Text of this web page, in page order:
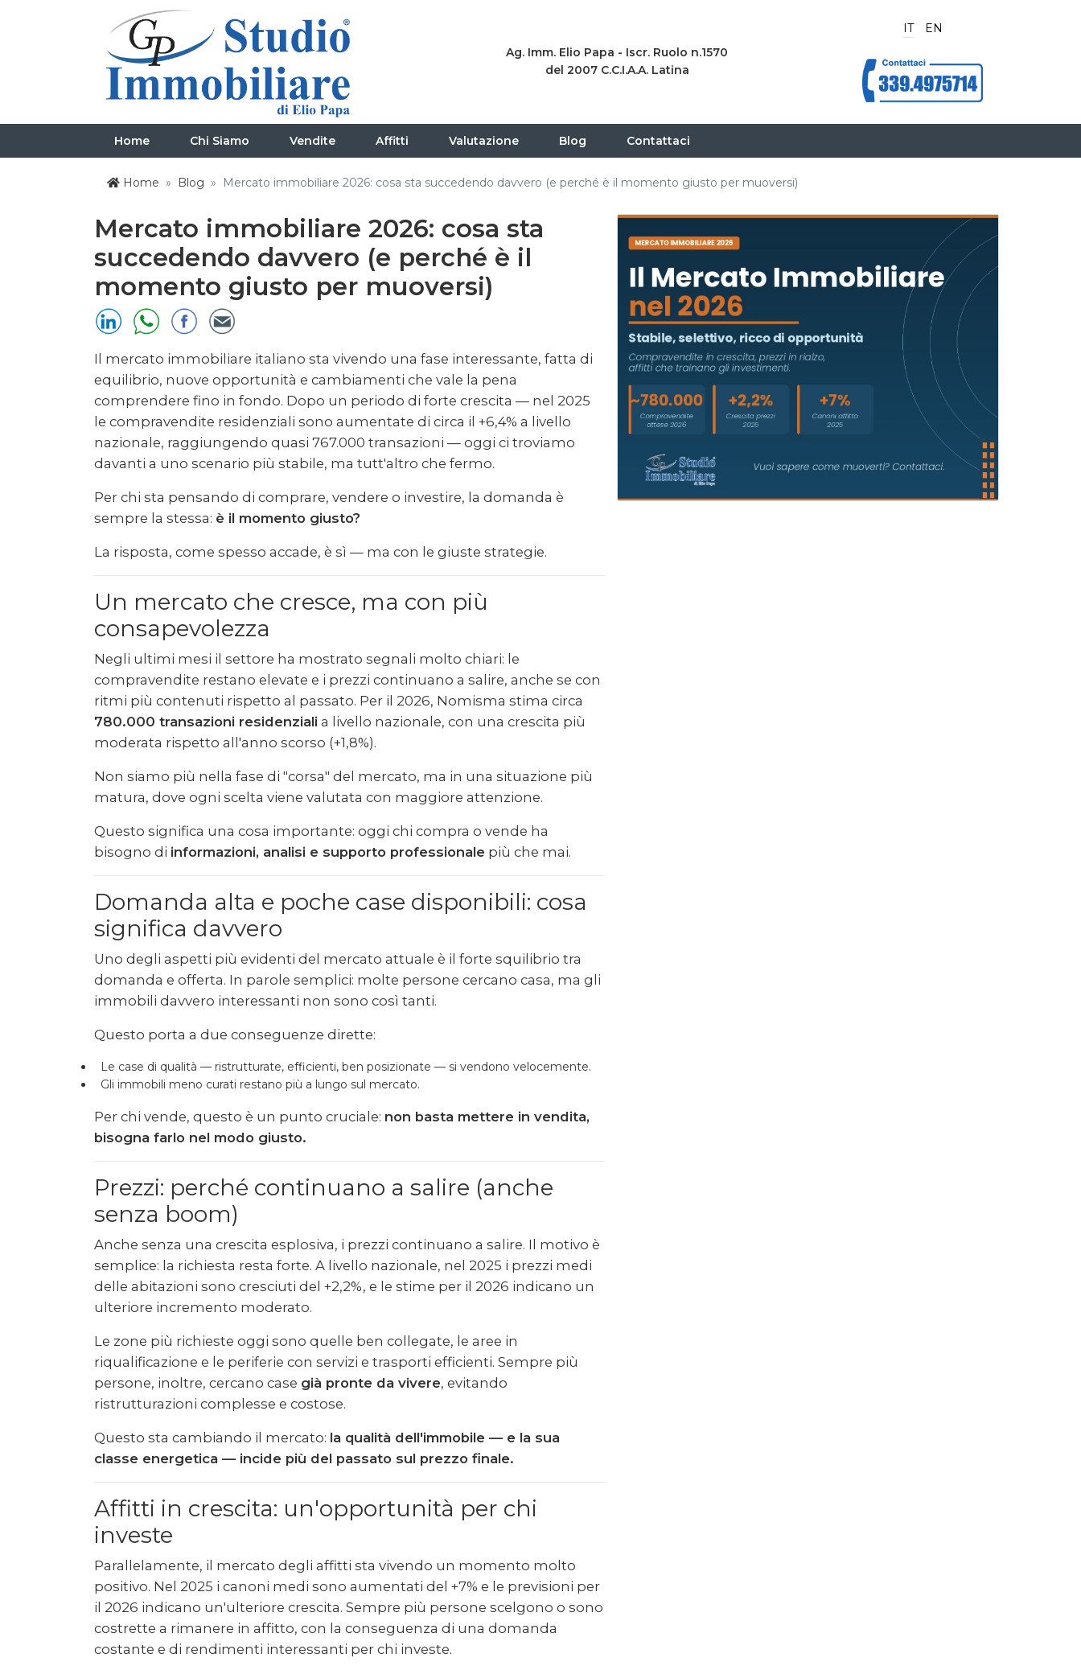
Ag. Imm. Elio Papa - Iscr. Ruolo n.1570
del 2007 C.C.I.A.A. Latina
IT EN
Home Chi Siamo Vendite Affitti Valutazione Blog Contattaci
Home Blog Mercato immobiliare 2026: cosa sta succedendo davvero (e perché è il momento giusto per muoversi)
Mercato immobiliare 2026: cosa sta
succedendo davvero (e perché è il
momento giusto per muoversi)
Il mercato immobiliare italiano sta vivendo una fase interessante, fatta di
equilibrio, nuove opportunità e cambiamenti che vale la pena
comprendere fino in fondo. Dopo un periodo di forte crescita — nel 2025
le compravendite residenziali sono aumentate di circa il +6,4% a livello
nazionale, raggiungendo quasi 767.000 transazioni — oggi ci troviamo
davanti a uno scenario più stabile, ma tutt'altro che fermo.
Per chi sta pensando di comprare, vendere o investire, la domanda è
sempre la stessa: è il momento giusto?
La risposta, come spesso accade, è sì — ma con le giuste strategie.
Un mercato che cresce, ma con più
consapevolezza
Negli ultimi mesi il settore ha mostrato segnali molto chiari: le
compravendite restano elevate e i prezzi continuano a salire, anche se con
ritmi più contenuti rispetto al passato. Per il 2026, Nomisma stima circa
780.000 transazioni residenziali a livello nazionale, con una crescita più
moderata rispetto all'anno scorso (+1,8%).
Non siamo più nella fase di "corsa" del mercato, ma in una situazione più
matura, dove ogni scelta viene valutata con maggiore attenzione.
Questo significa una cosa importante: oggi chi compra o vende ha
bisogno di informazioni, analisi e supporto professionale più che mai.
Domanda alta e poche case disponibili: cosa
significa davvero
Uno degli aspetti più evidenti del mercato attuale è il forte squilibrio tra
domanda e offerta. In parole semplici: molte persone cercano casa, ma gli
immobili davvero interessanti non sono così tanti.
Questo porta a due conseguenze dirette:
Le case di qualità — ristrutturate, efficienti, ben posizionate — si vendono velocemente.
Gli immobili meno curati restano più a lungo sul mercato.
Per chi vende, questo è un punto cruciale: non basta mettere in vendita,
bisogna farlo nel modo giusto.
Prezzi: perché continuano a salire (anche
senza boom)
Anche senza una crescita esplosiva, i prezzi continuano a salire. Il motivo è
semplice: la richiesta resta forte. A livello nazionale, nel 2025 i prezzi medi
delle abitazioni sono cresciuti del +2,2%, e le stime per il 2026 indicano un
ulteriore incremento moderato.
Le zone più richieste oggi sono quelle ben collegate, le aree in
riqualificazione e le periferie con servizi e trasporti efficienti. Sempre più
persone, inoltre, cercano case già pronte da vivere, evitando
ristrutturazioni complesse e costose.
Questo sta cambiando il mercato: la qualità dell'immobile — e la sua
classe energetica — incide più del passato sul prezzo finale.
Affitti in crescita: un'opportunità per chi
investe
Parallelamente, il mercato degli affitti sta vivendo un momento molto
positivo. Nel 2025 i canoni medi sono aumentati del +7% e le previsioni per
il 2026 indicano un'ulteriore crescita. Sempre più persone scelgono o sono
costrette a rimanere in affitto, con la conseguenza di una domanda
costante e di rendimenti interessanti per chi investe.